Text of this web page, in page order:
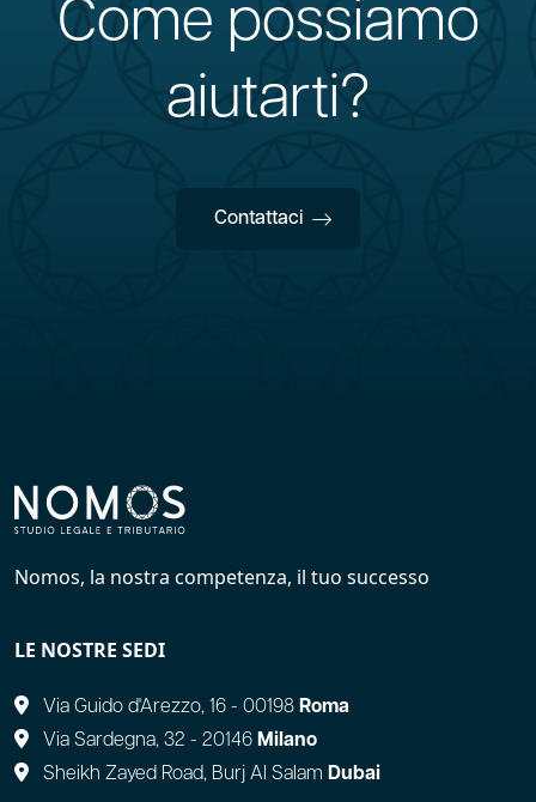
Come possiamo
aiutarti?
Contattaci
Nomos, la nostra competenza, il tuo successo
LE NOSTRE SEDI
Via Guido d'Arezzo, 16 - 00198 Roma
Via Sardegna, 32 - 20146 Milano
Sheikh Zayed Road, Burj Al Salam Dubai